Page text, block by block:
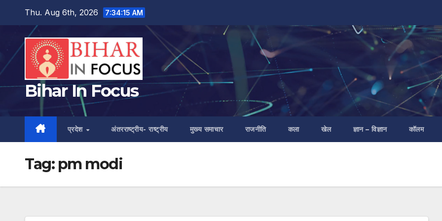
content
Thu. Aug 6th, 2026 7:34:16 AM
Bihar In Focus
प्रदेश अंतरराष्ट्रीय- राष्ट्रीय मुख्य समाचार राजनीति कला खेल ज्ञान – विज्ञान कॉलम
Tag: pm modi